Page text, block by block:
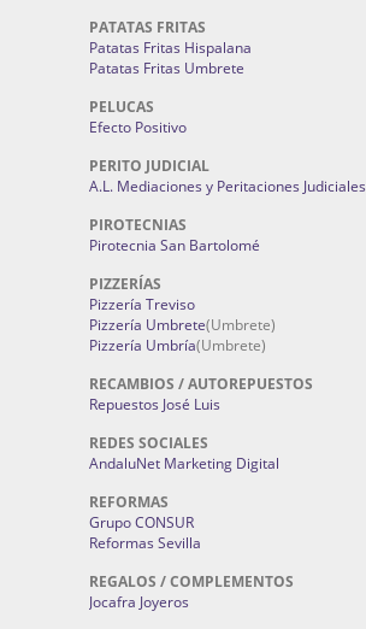
PATATAS FRITAS
Patatas Fritas Hispalana
Patatas Fritas Umbrete
PELUCAS
Efecto Positivo
PERITO JUDICIAL
A.L. Mediaciones y Peritaciones Judiciales
PIROTECNIAS
Pirotecnia San Bartolomé
PIZZERÍAS
Pizzería Treviso
Pizzería Umbrete(Umbrete)
Pizzería Umbría(Umbrete)
RECAMBIOS / AUTOREPUESTOS
Repuestos José Luis
REDES SOCIALES
AndaluNet Marketing Digital
REFORMAS
Grupo CONSUR
Reformas Sevilla
REGALOS / COMPLEMENTOS
Jocafra Joyeros